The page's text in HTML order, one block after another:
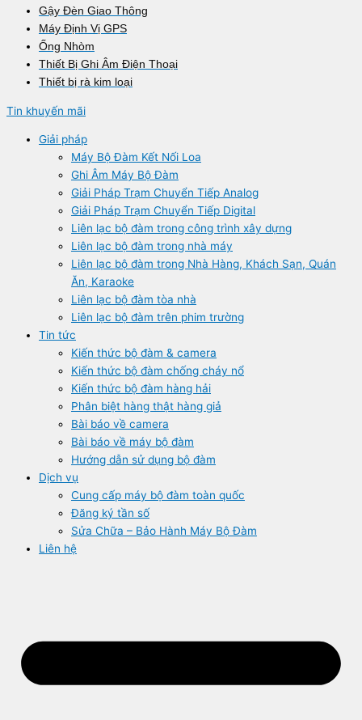
Gậy Đèn Giao Thông
Máy Định Vị GPS
Ống Nhòm
Thiết Bị Ghi Âm Điện Thoại
Thiết bị rà kim loại
Tin khuyến mãi
Giải pháp
Máy Bộ Đàm Kết Nối Loa
Ghi Âm Máy Bộ Đàm
Giải Pháp Trạm Chuyển Tiếp Analog
Giải Pháp Trạm Chuyển Tiếp Digital
Liên lạc bộ đàm trong công trình xây dựng
Liên lạc bộ đàm trong nhà máy
Liên lạc bộ đàm trong Nhà Hàng, Khách Sạn, Quán
Ăn, Karaoke
Liên lạc bộ đàm tòa nhà
Liên lạc bộ đàm trên phim trường
Tin tức
Kiến thức bộ đàm & camera
Kiến thức bộ đàm chống cháy nổ
Kiến thức bộ đàm hàng hải
Phân biệt hàng thật hàng giả
Bài báo về camera
Bài báo về máy bộ đàm
Hướng dẫn sử dụng bộ đàm
Dịch vụ
Cung cấp máy bộ đàm toàn quốc
Đăng ký tần số
Sửa Chữa – Bảo Hành Máy Bộ Đàm
Liên hệ